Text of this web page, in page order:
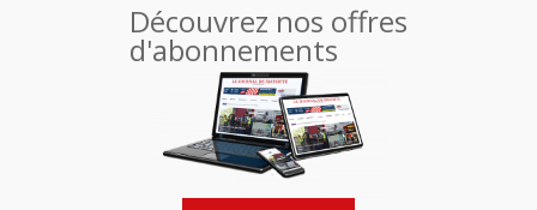
Découvrez nos offres
d'abonnements